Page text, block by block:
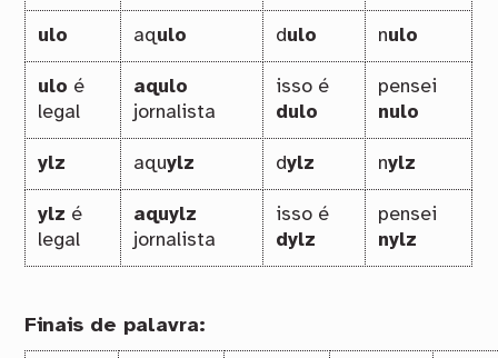
ulo aqulo dulo nulo
ulo é
legal
aqulo
jornalista
isso é
dulo
pensei
nulo
ylz aquylz dylz nylz
ylz é
legal
aquylz
jornalista
isso é
dylz
pensei
nylz
Finais de palavra: